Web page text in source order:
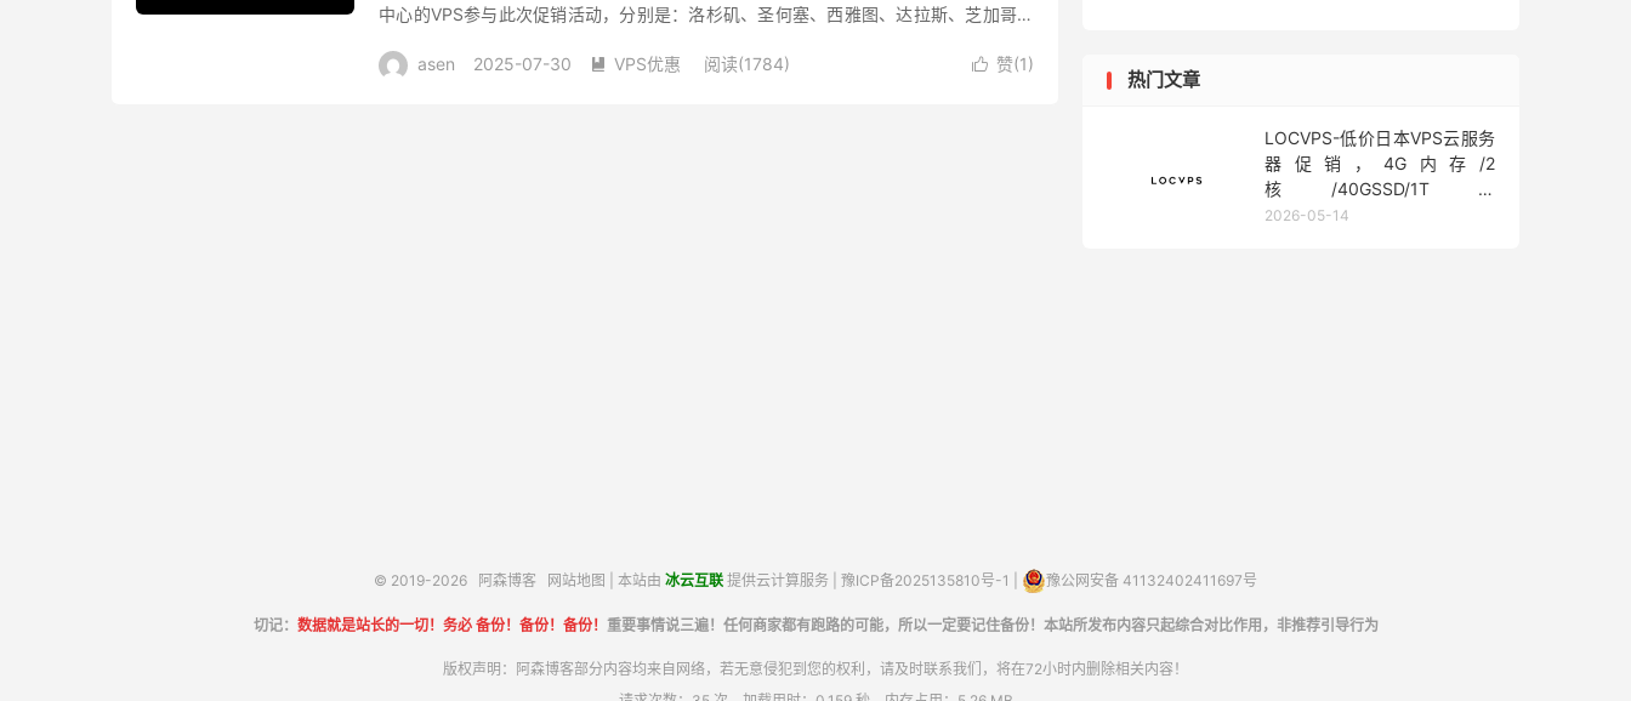
中心的VPS参与此次促销活动，分别是：洛杉矶、圣何塞、西雅图、达拉斯、芝加哥、
 赞(1)
asen 2025-07-30  VPS优惠 阅读(1784)
热门文章
LOCVPS-低价日本VPS云服务
器促销，4G内存/2
核/40GSSD/1T流
量/450Mbps带宽，低至36元/
2026-05-14
© 2019-2026 阿森博客 网站地图 | 本站由 冰云互联 提供云计算服务 | 豫ICP备2025135810号-1 豫公网安备 41132402411697号
切记： 数据就是站长的一切！务必 备份！备份！备份！ 重要事情说三遍！任何商家都有跑路的可能，所以一定要记住备份！本站所发布内容只起综合对比作用，非推荐引导行为
版权声明：阿森博客部分内容均来自网络，若无意侵犯到您的权利，请及时联系我们，将在72小时内删除相关内容！